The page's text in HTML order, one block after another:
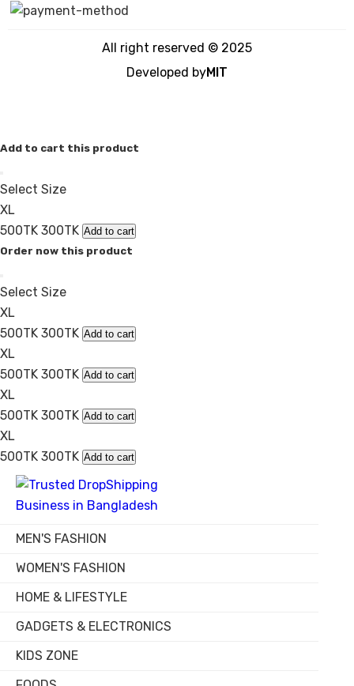
All right reserved © 2025
Developed byMIT
Add to cart this product
Select Size
XL
500TK 300TK Add to cart
Order now this product
Select Size
XL
500TK 300TK Add to cart
XL
500TK 300TK Add to cart
XL
500TK 300TK Add to cart
XL
500TK 300TK Add to cart
MEN'S FASHION
WOMEN'S FASHION
HOME & LIFESTYLE
GADGETS & ELECTRONICS
KIDS ZONE